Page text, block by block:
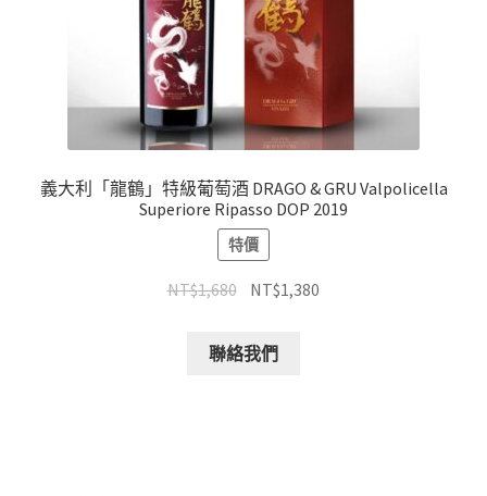
義大利「龍鶴」特級葡萄酒 DRAGO & GRU Valpolicella
Superiore Ripasso DOP 2019
特價
NT$1,680 NT$1,380
聯絡我們